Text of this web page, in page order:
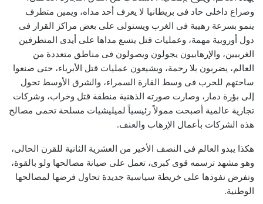
وصراع داخلى حاد فى بريطانيا لا يعرف أحد مداه، ويمين متطرف
ينمو بسرعة رهيبة فى الغرب ويستولى على بعض مراكز القرار فى
دول أوروبية مهمة، وعمليات قتل يتسع مداها على أيدى المتطرفين
الغربيين، والإرهابيون يجولون ويصولون فى مناطق متعددة من
العالم، يضربون بلا رحمة، ويشيعون عمليات قتل الأبرياء، حتى صنعوا
ساحتهم للحرب فى وسط القارة السمراء، والشرق الأوسط تحول
إلى بؤرة دمار، وصارت صورته الذهنية منطقة قتل وخراب، وشركات
تجارية عالمية أصبحت ممولاً رئيسياً لميليشيات مسلحة تحمى مصالح
هذه الشركات بأعمال الإرهاب والعنف.
هكذا يبدو العالم فى النصف الأخير من العشرية الثانية للقرن الحالى،
وهو مشهد ترسمه قوى كبرى، تعمل على صيانة مصالحها ولو بالقوة،
وتفرض نفوذها على خريطة سياسية جديدة تحاول فرضها لمصالحها
الوطنية.